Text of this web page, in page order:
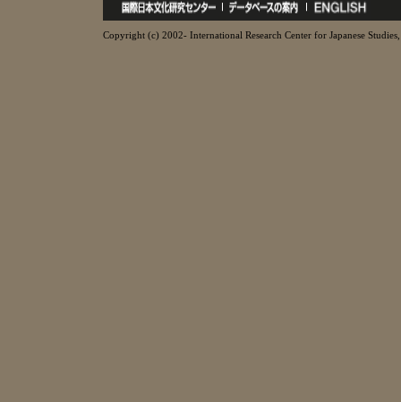
Copyright (c) 2002- International Research Center for Japanese